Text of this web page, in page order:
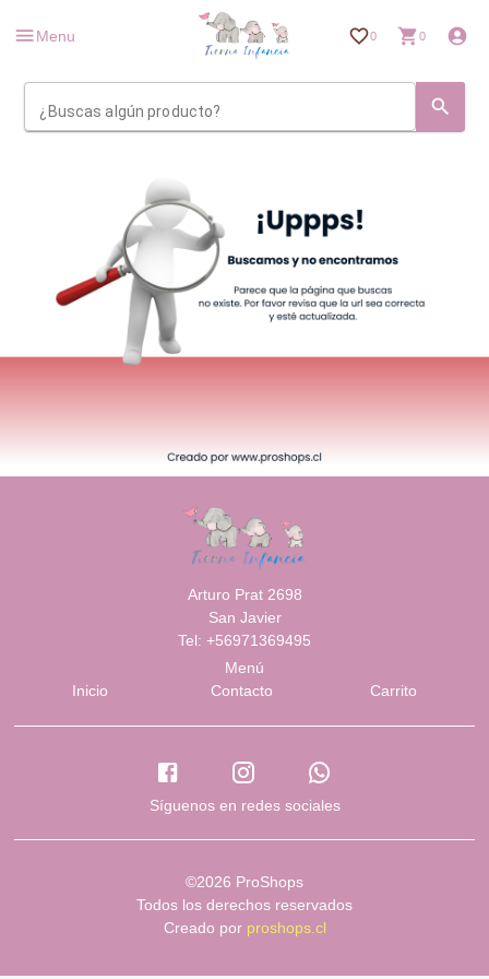
Menu 0 0
¿Buscas algún producto?
Arturo Prat 2698
San Javier
Tel: +56971369495
Menú
Inicio
Contacto Carrito
Síguenos en redes sociales
©2026 ProShops
Todos los derechos reservados
Creado por proshops.cl